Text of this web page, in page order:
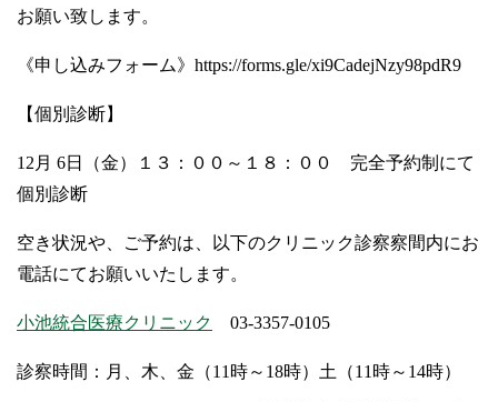
お願い致します。
《申し込みフォーム》https://forms.gle/xi9CadejNzy98pdR9
【個別診断】
12月 6日（金）１３：００～１８：００ 完全予約制にて
個別診断
空き状況や、ご予約は、以下のクリニック診察察間内にお
電話にてお願いいたします。
小池統合医療クリニック 03-3357-0105
診察時間：月、木、金（11時～18時）土（11時～14時）